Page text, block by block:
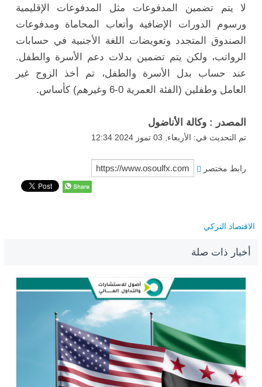
لا يتم تضمين المدفوعات مثل المدفوعات الإقليمية
ورسوم الدورات الإضافية وأتعاب المحاماة ومدفوعات
الصندوق المتجدد وتعويضات اللغة الأجنبية في حسابات
الرواتب، ولكن يتم تضمين بدلات دعم الأسرة والطفل.
عند حساب بدل الأسرة والطفل، تم أخذ الزوج غير
العامل وطفلين (الفئة العمرية 0-6 وغيرهم) كأساس.
المصدر : وكالة الأناضول
تم التحديث في: الأربعاء, 03 تموز 2024 12:34
رابط مختصر
الاقتصاد التركي
أخبار ذات صلة